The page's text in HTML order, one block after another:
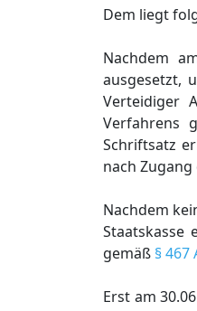
Dem liegt
Nachdem
ausgesetzt,
Verteidiger
Verfahrens
Schriftsatz
nach Zugang
Nachdem
Staatskasse
gemäß § 467
Erst am